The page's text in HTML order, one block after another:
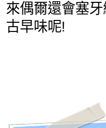
來偶爾還會塞
古早味呢!